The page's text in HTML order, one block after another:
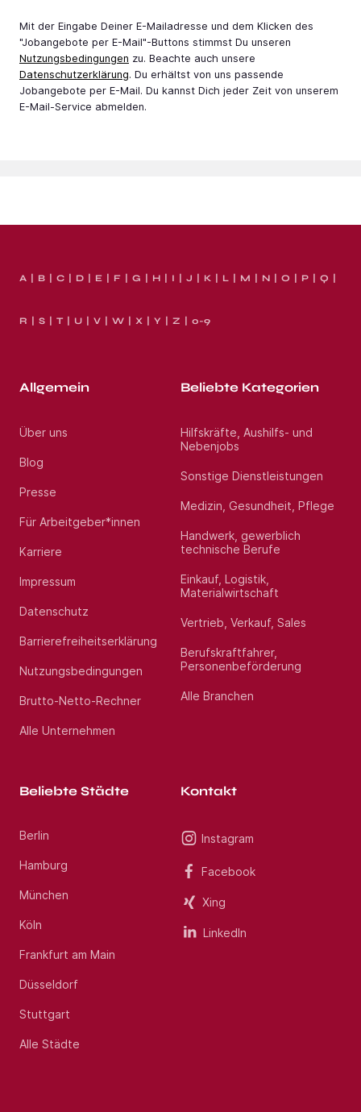
Mit der Eingabe Deiner E-Mail­adresse und dem Klicken des
"Jobangebote per E-Mail"-Buttons stimmst Du unseren
Nutzungsbedingungen zu. Beachte auch unsere
Datenschutzerklärung. Du erhältst von uns passende
Jobangebote per E-Mail. Du kannst Dich jeder Zeit von unserem
E-Mail-Service abmelden.
A B C D E F G H I J K L M N O P Q
R S T U V W X Y Z 0-9
Allgemein
Über uns
Blog
Presse
Für Arbeitgeber*innen
Karriere
Impressum
Datenschutz
Barrierefreiheitserklärung
Nutzungsbedingungen
Brutto-Netto-Rechner
Alle Unternehmen
Beliebte Kategorien
Hilfskräfte, Aushilfs- und
Nebenjobs
Sonstige Dienstleistungen
Medizin, Gesundheit, Pflege
Handwerk, gewerblich
technische Berufe
Einkauf, Logistik,
Materialwirtschaft
Vertrieb, Verkauf, Sales
Berufskraftfahrer,
Personenbeförderung
Alle Branchen
Beliebte Städte
Berlin
Hamburg
München
Köln
Frankfurt am Main
Düsseldorf
Stuttgart
Alle Städte
Kontakt
Instagram
Facebook
Xing
LinkedIn